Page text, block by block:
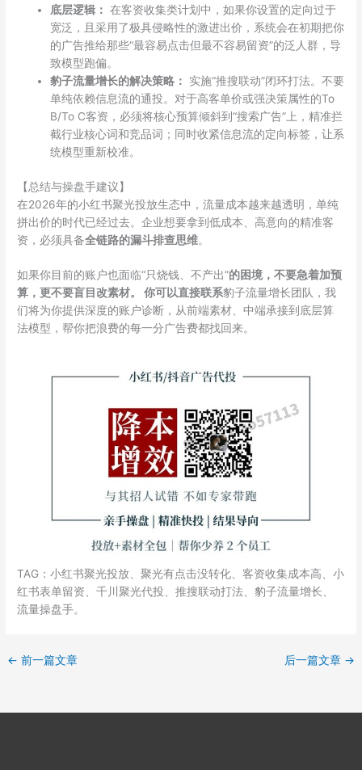
底层逻辑： 在客资收集类计划中，如果你设置的定向过于
宽泛，且采用了极具侵略性的激进出价，系统会在初期把你
的广告推给那些“最容易点击但最不容易留资”的泛人群，导
致模型跑偏。
豹子流量增长的解决策略：
实施“推搜联动”闭环打法。不要
单纯依赖信息流的通投。对于高客单价或强决策属性的To
B/To C客资，必须将核心预算倾斜到“搜索广告”上，精准拦
截行业核心词和竞品词；同时收紧信息流的定向标签，让系
统模型重新校准。
【总结与操盘手建议】
在2026年的小红书聚光投放生态中，流量成本越来越透明，单纯
拼出价的时代已经过去。企业想要拿到低成本、高意向的精准客
资，必须具备全链路的漏斗排查思维。
如果你目前的账户也面临“只烧钱、不产出”的困境，不要急着加预
算，更不要盲目改素材。 你可以直接联系豹子流量增长团队，我
们将为你提供深度的账户诊断，从前端素材、中端承接到底层算
法模型，帮你把浪费的每一分广告费都找回来。
TAG：小红书聚光投放、聚光有点击没转化、客资收集成本高、小
红书表单留资、千川聚光代投、推搜联动打法、豹子流量增长、
流量操盘手。
← 前一篇文章 后一篇文章 →